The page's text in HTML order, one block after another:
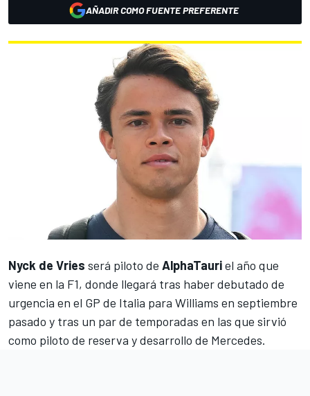
AÑADIR COMO FUENTE PREFERENTE
Nyck de Vries será piloto de AlphaTauriel año que
viene en la F1, donde llegará tras haber debutado de
urgencia en el GP de Italia para Williams en septiembre
pasado y tras un par de temporadas en las que sirvió
como piloto de reserva y desarrollo de Mercedes.